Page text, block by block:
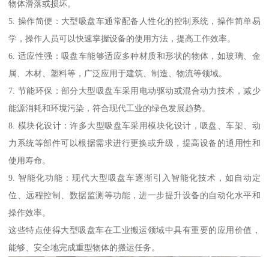
物体滑落或损坏。
5. 操作简便：大型吸盘车通常配备人性化的控制系统，操作简单易
学，操作人员可以快速掌握设备的使用方法，提高工作效率。
6. 适应性强：吸盘车能够适应多种材质和形状的物体，如玻璃、金
属、木材、塑料等，广泛应用于建筑、制造、物流等领域。
7. 节能环保：部分大型吸盘车采用电动驱动或混合动力技术，减少
能源消耗和环境污染，符合现代工业的绿色发展趋势。
8. 模块化设计：许多大型吸盘车采用模块化设计，吸盘、车架、动
力系统等部件可以根据需求进行更换或升级，提高设备的通用性和
使用寿命。
9. 智能化功能：现代大型吸盘车逐渐引入智能化技术，如自动定
位、远程控制、数据监测等功能，进一步提升设备的自动化水平和
操作效率。
这些特点使得大型吸盘车在工业搬运领域中具有重要的应用价值，
能够、安全地完成重型物体的搬运任务。